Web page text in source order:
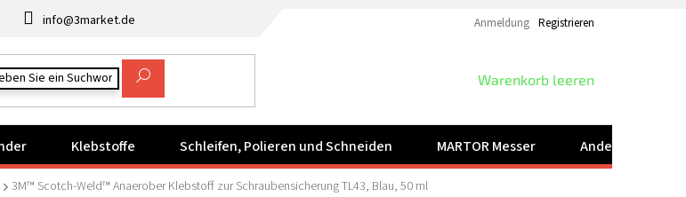
info@3market.de Anmeldung Registrieren
WARENKORB
Warenkorb leeren
Klebstoffe Schleifen, Polieren und Schneiden MARTOR Messer Andere Produkte
3M™ Scotch-Weld™ Anaerober Klebstoff zur Schraubensicherung TL43, Blau, 50 ml